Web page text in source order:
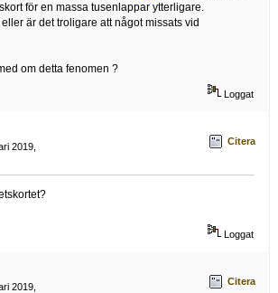
för en massa tusenlappar ytterligare.
är det troligare att något missats vid
om detta fenomen ?
Loggat
2019,
Citera
Loggat
2019,
Citera